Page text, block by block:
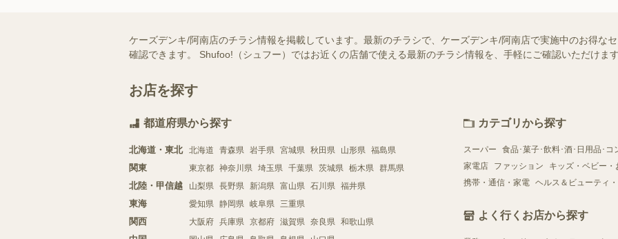
ケーズデンキ/阿南店のチラシ情報を掲載しています。最新のチラシで、ケーズデンキ/阿南店で実施中のお得な
確認できます。 Shufoo!（シュフー）ではお近くの店舗で使える最新のチラシ情報を、手軽にご確認いただけま
お店を探す
都道府県から探す
北海道・東北 北海道 青森県 岩手県 宮城県 秋田県 山形県 福島県
関東 東京都 神奈川県 埼玉県 千葉県 茨城県 栃木県 群馬県
北陸・甲信越 山梨県 長野県 新潟県 富山県 石川県 福井県
東海 愛知県 静岡県 岐阜県 三重県
関西 大阪府 兵庫県 京都府 滋賀県 奈良県 和歌山県
カテゴリから探す
スーパー
食品･菓子･飲料･酒･日用品･コ
家電店
ファッション
キッズ・ベビー・
携帯・通信・家電 ヘルス＆ビューティ
よく行くお店から探す